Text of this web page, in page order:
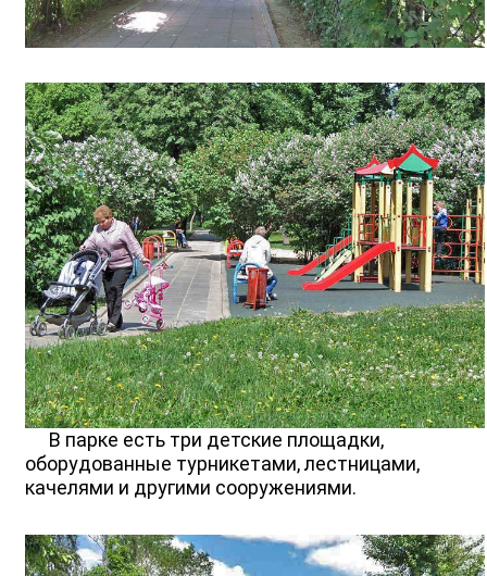
В парке есть три детские площадки,
оборудованные турникетами, лестницами,
качелями и другими сооружениями.